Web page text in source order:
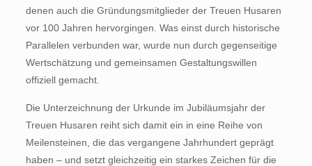
denen auch die Gründungsmitglieder der Treuen Husaren
vor 100 Jahren hervorgingen. Was einst durch historische
Parallelen verbunden war, wurde nun durch gegenseitige
Wertschätzung und gemeinsamen Gestaltungswillen
offiziell gemacht.
Die Unterzeichnung der Urkunde im Jubiläumsjahr der
Treuen Husaren reiht sich damit ein in eine Reihe von
Meilensteinen, die das vergangene Jahrhundert geprägt
haben – und setzt gleichzeitig ein starkes Zeichen für die